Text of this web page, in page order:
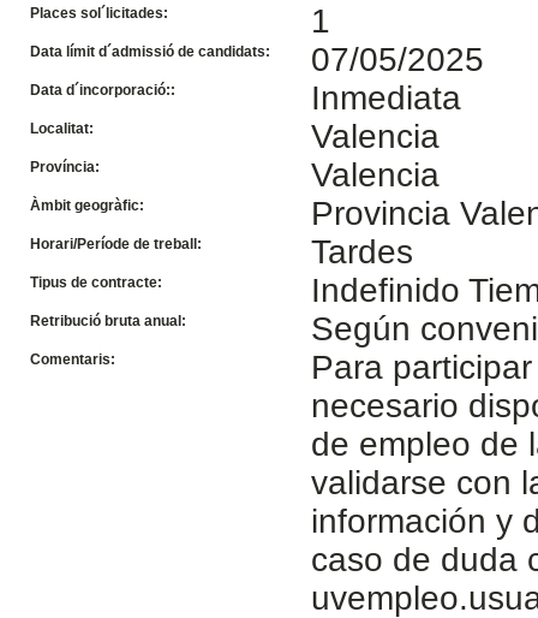
Places sol´licitades: 1
Data límit d´admissió de candidats: 07/05/2025
Data d´incorporació:: Inmediata
Localitat: Valencia
Província: Valencia
Àmbit geogràfic: Provincia
Horari/Període de treball: Tardes
Tipus de contracte: Indefinido
Retribució bruta anual: Según
Comentaris:
Para
necesario
de empleo de
validarse con
información y
caso de duda